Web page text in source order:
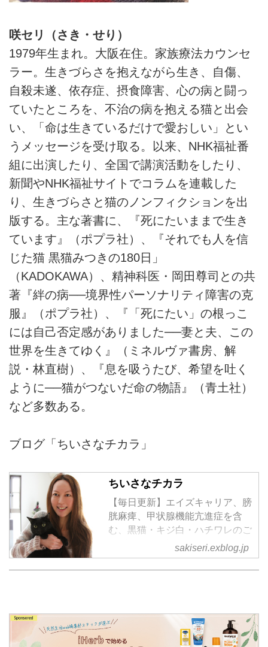
咲セリ（さき・せり）
1979年生まれ。大阪在住。家族療法カウンセ
ラー。生きづらさを抱えながら生き、自傷、
自殺未遂、依存症、摂食障害、心の病と闘っ
ていたところを、不治の病を抱える猫と出会
い、「命は生きているだけで愛おしい」とい
うメッセージを受け取る。以来、NHK福祉番
組に出演したり、全国で講演活動をしたり、
新聞やNHK福祉サイトでコラムを連載した
り、生きづらさと猫のノンフィクションを出
版する。主な著書に、『死にたいままで生き
ています』（ポプラ社）、『それでも人を信
じた猫 黒猫みつきの180日」
（KADOKAWA）、精神科医・岡田尊司との共
著『絆の病──境界性パーソナリティ障害の克
服』（ポプラ社）、『「死にたい」の根っこ
には自己否定感がありました──妻と夫、この
世界を生きてゆく』（ミネルヴァ書房、解
説・林直樹）、『息を吸うたび、希望を吐く
ように──猫がつないだ命の物語』（青土社）
など多数ある。
ブログ「ちいさなチカラ」
ちいさなチカラ
【毎日更新】エイズキャリア、膀
胱麻痺、甲状腺機能亢進症を含
む、黒猫・キジ白・ハチワレのご
sakiseri.exblog.jp